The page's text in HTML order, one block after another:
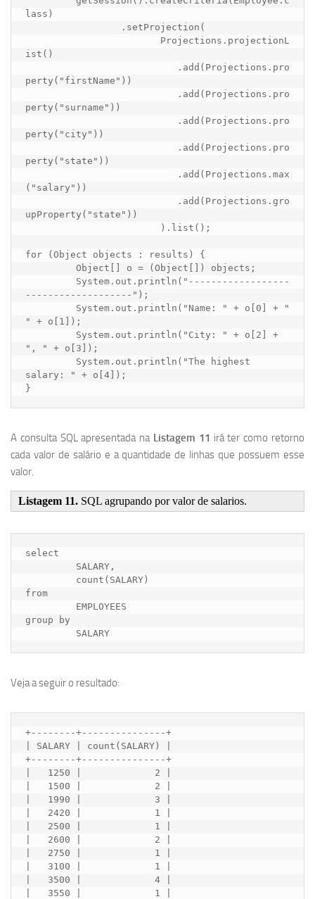
lass)
ist()
perty("firstName"))
perty("surname"))
perty("city"))
perty("state"))
("salary"))
upProperty("state"))
for (Object objects : results) {
-------------------");
" + o[1]);
", " + o[3]);
salary: " + o[4]);
A consulta SQL apresentada na Listagem 11 irá ter como retorno
cada valor de salário e a quantidade de linhas que possuem esse
valor.
Listagem 11. SQL agrupando por valor de salarios.
select
from
group by
Veja a seguir o resultado:
+--------+---------------+
| SALARY | count(SALARY) |
+--------+---------------+
|   1250 |             2 |
|   1500 |             2 |
|   1990 |             3 |
|   2420 |             1 |
|   2500 |             1 |
|   2600 |             2 |
|   2750 |             1 |
|   3100 |             1 |
|   3500 |             4 |
|   3550 |             1 |